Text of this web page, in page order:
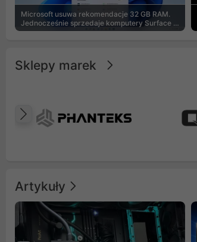
Microsoft usuwa rekomendacje 32 GB RAM.
Jednocześnie sprzedaje komputery Surface z
8 GB
Sklepy marek
Poprzedni
Artykuły